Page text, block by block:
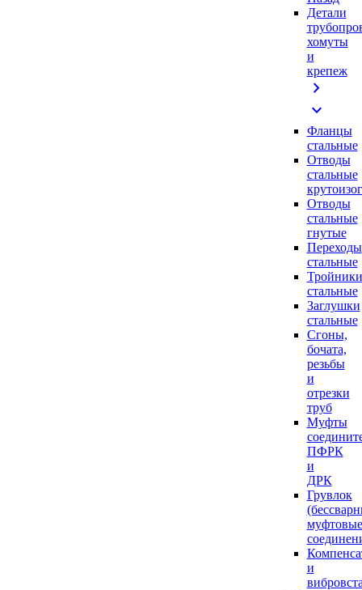
Детали
хомуты
и
крепеж
chevron_right
expand_more
Фланцы
стальные
Отводы
стальные
Отводы
стальные
гнутые
Переходы
стальные
Тройники
стальные
Заглушки
стальные
Сгоны,
бочата,
резьбы
и
отрезки
труб
Муфты
ПФРК
и
ДРК
Грувлок
муфтовые
и